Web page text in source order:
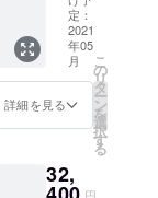
（製造
日より
6ヶ月）
保存方
法 高温
多湿を
存 ※麺
は半生
クアト
ロえび
チーズ
QU-
05×6（
3240
円）の
セット
限 海老
辛濃厚
定：
2021
年05
月
詳細を見る
こ
の
リ
タ
ー
ン
を
選
択
す
る
32,